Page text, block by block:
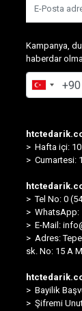
Kampanya,
haberdar
> Hafta içi:
> Cumartesi:
> Tel No: 0
> WhatsApp:
> E-Mail:
> Adres:
sk. No: 15 A
> Bayilik
> Şifremi